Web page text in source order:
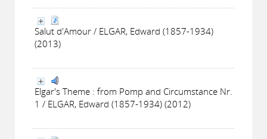
Salut d'Amour / ELGAR, Edward (1857-1934)
(2013)
Elgar's Theme : from Pomp and Circumstance Nr.
1 / ELGAR, Edward (1857-1934) (2012)